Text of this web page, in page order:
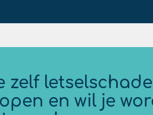
zelf letselschade
en wil je